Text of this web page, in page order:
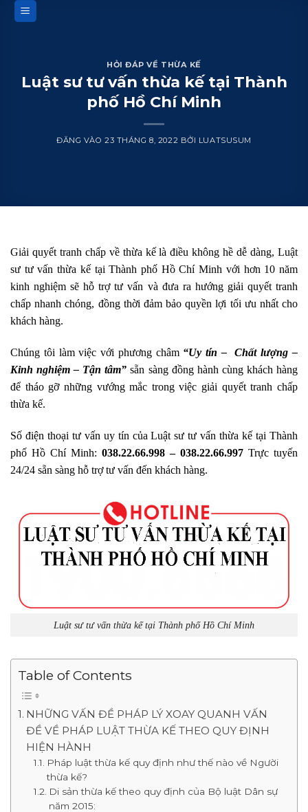
qua
HỎI ĐÁP VỀ THỪA KẾ
Luật sư tư vấn thừa kế tại Thành
phố Hồ Chí Minh
ĐĂNG VÀO23 THÁNG 8, 2022 BỞI LUATSUSUM
Giải quyết tranh chấp về thừa kế là điều không hề dễ dàng, Luật
sư tư vấn thừa kế tại Thành phố Hồ Chí Minh với hơn 10 năm
kinh nghiệm sẽ hỗ trợ tư vấn và đưa ra hướng giải quyết tranh
chấp nhanh chóng, đồng thời đảm bảo quyền lợi tối ưu nhất cho
khách hàng.
Chúng tôi làm việc với phương châm “Uy tín – Chất lượng –
Kinh nghiệm – Tận tâm”sẵn sàng đồng hành cùng khách hàng
để tháo gỡ những vướng mắc trong việc giải quyết tranh chấp
thừa kế.
Số điện thoại tư vấn uy tín của Luật sư tư vấn thừa kế tại Thành
phố Hồ Chí Minh: 038.22.66.998 – 038.22.66.997 Trực tuyến
24/24 sẵn sàng hỗ trợ tư vấn đến khách hàng.
Luật sư tư vấn thừa kế tại Thành phố Hồ Chí Minh
Table of Contents
NHỮNG VẤN ĐỀ PHÁP LÝ XOAY QUANH VẤN
ĐỀ VỀ PHÁP LUẬT THỪA KẾ THEO QUY ĐỊNH
HIỆN HÀNH
Pháp luật thừa kế quy định như thế nào về Người
thừa kế?
Di sản thừa kế theo quy định của Bộ luật Dân sự
năm 2015: